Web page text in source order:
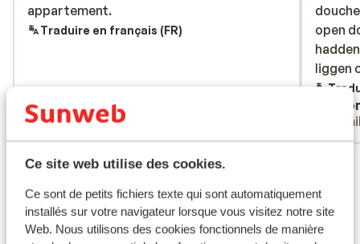
Ce site web utilise des cookies.
Ce sont de petits fichiers texte qui sont automatiquement
installés sur votre navigateur lorsque vous visitez notre site
Web. Nous utilisons des cookies fonctionnels de manière
appartement.
appartement.
Traduire en français (FR)
Anonyme
Familles
open
liggen
de
toilet
open
liggen
Voir tous les 8 avis
Emplacement